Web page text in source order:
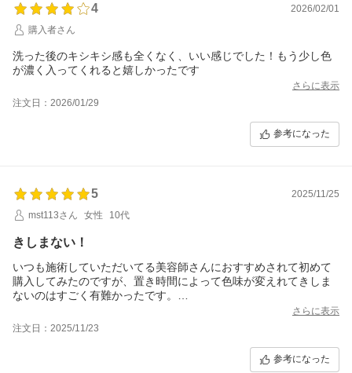
4
2026/02/01
購入者さん
洗った後のキシキシ感も全くなく、いい感じでした！もう少し色
が濃く入ってくれると嬉しかったです
さらに表示
注文日：2026/01/29
参考になった
5
2025/11/25
mst113さん
女性 10代
きしまない！
いつも施術していただいてる美容師さんにおすすめされて初めて
購入してみたのですが、置き時間によって色味が変えれてきしま
ないのはすごく有難かったです。
さらに表示
注文日：2025/11/23
参考になった